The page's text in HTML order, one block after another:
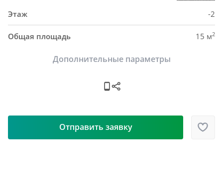
Этаж -2
Общая площадь 15 м2
Дополнительные параметры
Отправить заявку